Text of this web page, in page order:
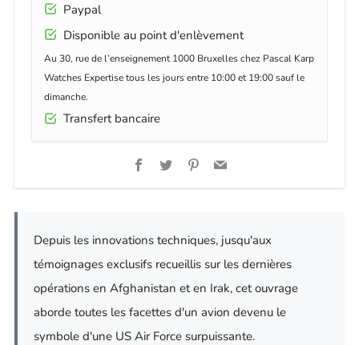
Paypal
Disponible au point d'enlèvement
Au 30, rue de l’enseignement 1000 Bruxelles chez Pascal Karp
Watches Expertise tous les jours entre 10:00 et 19:00 sauf le
dimanche.
Transfert bancaire
Facebook
TwitterPinterest
Email
Depuis les innovations techniques, jusqu'aux
témoignages exclusifs recueillis sur les dernières
opérations en Afghanistan et en Irak, cet ouvrage
aborde toutes les facettes d'un avion devenu le
symbole d'une US Air Force surpuissante.